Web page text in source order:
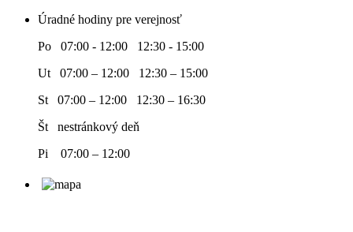
Úradné hodiny pre verejnosť
Po 07:00 - 12:00 12:30 - 15:00
Ut 07:00 – 12:00 12:30 – 15:00
St 07:00 – 12:00 12:30 – 16:30
Št nestránkový deň
Pi 07:00 – 12:00